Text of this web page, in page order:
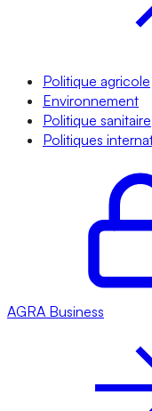
Politique agricole
Environnement
Politique sanitaire
Politiques
AGRA Business